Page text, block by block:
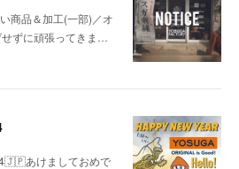
商品＆加工(一部)／オ
せずに頑張ってきま…
あけましておめで